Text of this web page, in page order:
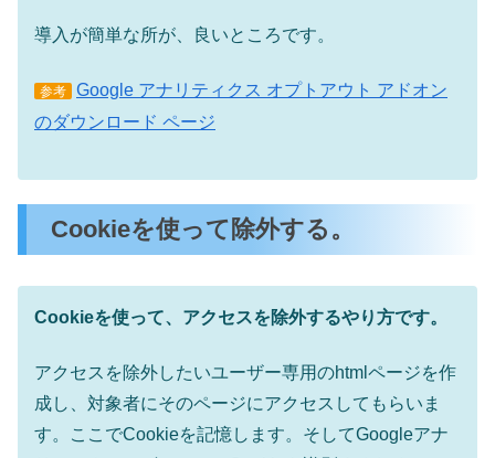
導入が簡単な所が、良いところです。
参考
Google アナリティクス オプトアウト アドオン
のダウンロード ページ
Cookieを使って除外する。
Cookieを使って、アクセスを除外するやり方です。
アクセスを除外したいユーザー専用のhtmlページを作
成し、対象者にそのページにアクセスしてもらいま
す。ここでCookieを記憶します。そしてGoogleアナ